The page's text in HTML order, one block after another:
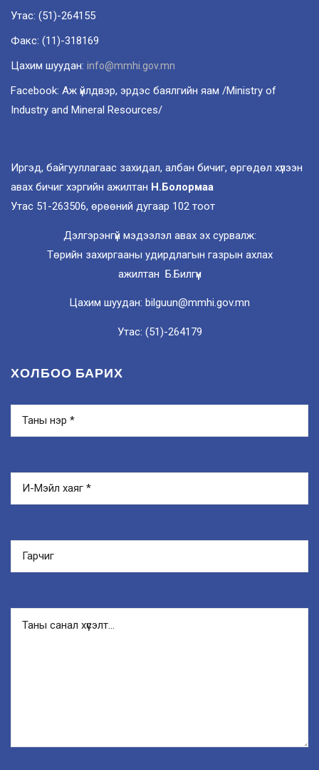
Утас: (51)-264155
Факс: (11)-318169
Цахим шуудан: info@mmhi.gov.mn
Facebook: Аж үйлдвэр, эрдэс баялгийн яам /Ministry of
Industry and Mineral Resources/
Иргэд, байгууллагаас захидал, албан бичиг, өргөдөл хүлээн
авах бичиг хэргийн ажилтан Н.Болормаа
Утас 51-263506, өрөөний дугаар 102 тоот
Дэлгэрэнгүй мэдээлэл авах эх сурвалж:
Төрийн захиргааны удирдлагын газрын ахлах
ажилтан Б.Билгүүн
Цахим шуудан: bilguun@mmhi.gov.mn
Утас: (51)-264179
ХОЛБОО БАРИХ